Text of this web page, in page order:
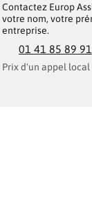
Contactez Europ
votre nom, votre
entreprise.
01 41 85 89 91
Prix d'un appel local